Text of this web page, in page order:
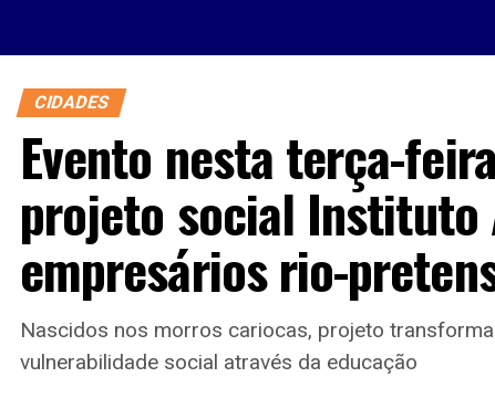
CIDADES
Evento nesta terça-
projeto social Instituto
empresários rio-
Nascidos nos morros cariocas, projeto
vulnerabilidade social através da educação